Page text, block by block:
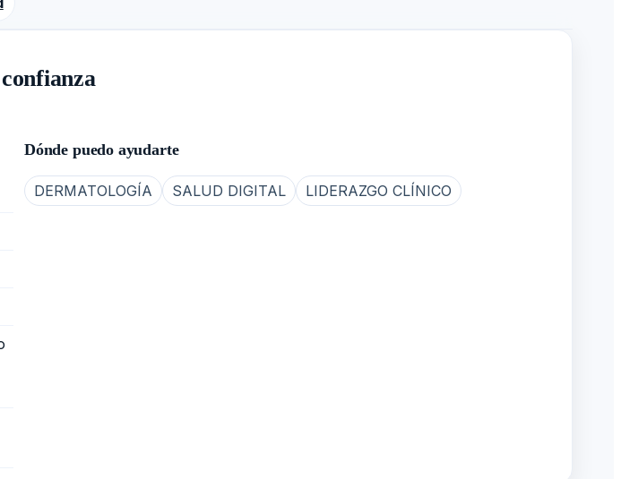
Dónde puedo ayudarte
DERMATOLOGÍA SALUD DIGITAL LIDERAZGO CLÍNICO